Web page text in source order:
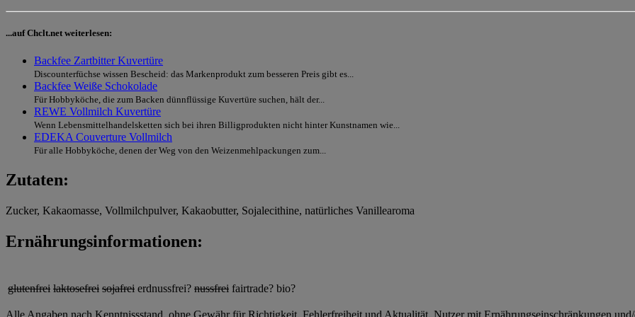
...auf Chclt.net weiterlesen:
Backfee Zartbitter Kuvertüre
Discounterfüchse wissen Bescheid: das Markenprodukt zum besseren Preis gibt es...
Backfee Weiße Schokolade
Für Hobbyköche, die zum Backen dünnflüssige Kuvertüre suchen, hält der...
REWE Vollmilch Kuvertüre
Wenn Lebensmittelhandelsketten sich bei ihren Billigprodukten nicht hinter Kunstnamen wie...
EDEKA Couverture Vollmilch
Für alle Hobbyköche, denen der Weg von den Weizenmehlpackungen zum...
Zutaten:
Zucker, Kakaomasse, Vollmilchpulver, Kakaobutter, Sojalecithine, natürliches Vanillearoma
Ernährungsinformationen:
glutenfrei laktosefrei sojafrei erdnussfrei? nussfrei fairtrade? bio?